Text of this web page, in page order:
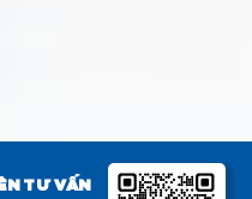
TƯ VẤN